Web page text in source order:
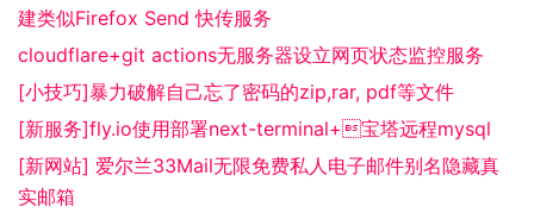
建类似Firefox Send 快传服务
cloudflare+git actions无服务器设立网页状态监控服务
[小技巧]暴力破解自己忘了密码的zip,rar, pdf等文件
[新服务]fly.io使用部署next-terminal+宝塔远程mysql
[新网站] 爱尔兰33Mail无限免费私人电子邮件别名隐藏真
实邮箱